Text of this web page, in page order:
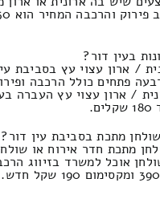
בעין דור?
פתחים כולל הרכבה
/ ארון עצוי עץ העברה
מתכת בסביבת עין דור?
מתכת חדר אירוח או
אוכל למשרד בזיווג